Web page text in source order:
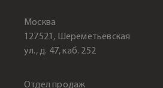
Москва
127521, Шереметьевская
ул., д. 47, каб. 252
Отдел продаж